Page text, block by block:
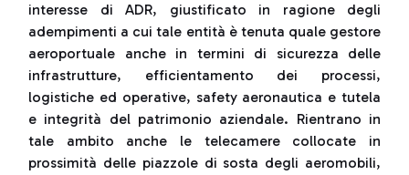
interesse di ADR, giustificato in ragione degli
adempimenti a cui tale entità è tenuta quale gestore
aeroportuale anche in termini di sicurezza delle
infrastrutture, efficientamento dei processi,
logistiche ed operative, safety aeronautica e tutela
e integrità del patrimonio aziendale. Rientrano in
tale ambito anche le telecamere collocate in
prossimità delle piazzole di sosta degli aeromobili,